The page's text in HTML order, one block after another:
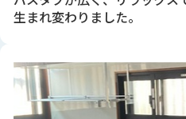
生まれ変わりました。